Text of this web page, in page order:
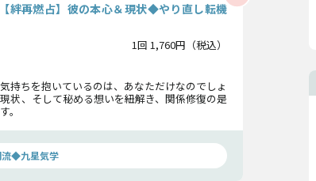
絆再燃占】彼の本心＆現状◆やり直し転機
1回 1,760円（税込）
持ちを抱いているのは、あなただけなのでしょ
状、そして秘める想いを紐解き、関係修復の是
。
流◆九星気学